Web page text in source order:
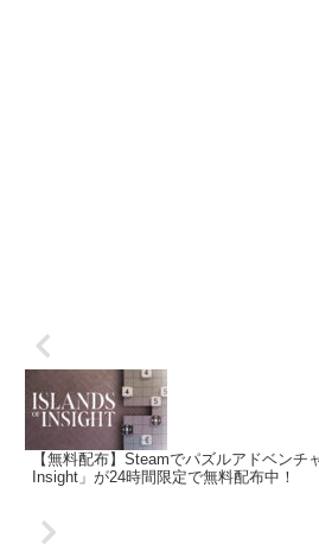
【無料配布】Steamでパズルアドベンチ
Insight」が24時間限定で無料配布中！